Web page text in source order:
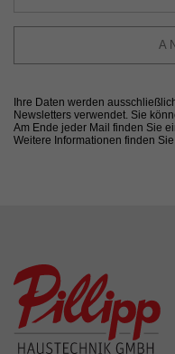
Ihre Daten werden
Newsletters verwendet. Sie
Am Ende jeder Mail finden Sie
Weitere Informationen finden